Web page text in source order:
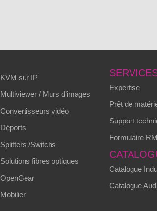
KVM sur IP
Multiviewer / Murs d’images
Convertisseurs vidéo
Déports
Splitters /Switchs
Solutions fibres optiques
OpenGear
Mobilier
Expertise
Prêt de
Support
Formulaire
Catalogue
Catalogue